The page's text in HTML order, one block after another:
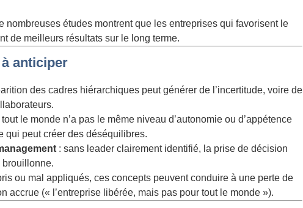
nombreuses études montrent que les entreprises qui favorisent le
de meilleurs résultats sur le long terme.
anticiper
des cadres hiérarchiques peut générer de l’incertitude, voire de
tout le monde n’a pas le même niveau d’autonomie ou d’appétence
qui peut créer des déséquilibres.
: sans leader clairement identifié, la prise de décision
brouillonne.
ou mal appliqués, ces concepts peuvent conduire à une perte de
accrue (« l’entreprise libérée, mais pas pour tout le monde »).